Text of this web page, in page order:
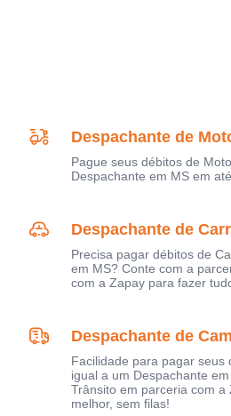
Despachante de
Pague seus débitos de
Despachante em MS em
Despachante de
Precisa pagar débitos de
em MS? Conte com a
com a Zapay para fazer
Despachante de
Facilidade para pagar seus
igual a um Despachante
Trânsito em parceria com a
melhor, sem filas!